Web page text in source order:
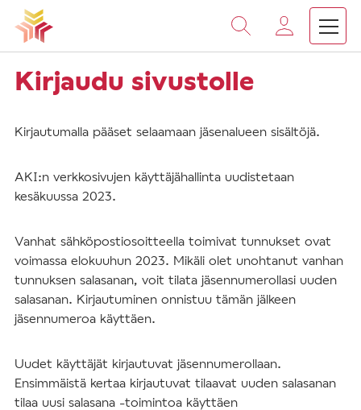
Vieritä
sisältöön
Kirjaudu sivustolle
Kirjautumalla pääset selaamaan jäsenalueen sisältöjä.
AKI:n verkkosivujen käyttäjähallinta uudistetaan
kesäkuussa 2023.
Vanhat sähköpostiosoitteella toimivat tunnukset ovat
voimassa elokuuhun 2023. Mikäli olet unohtanut vanhan
tunnuksen salasanan, voit tilata jäsennumerollasi uuden
salasanan. Kirjautuminen onnistuu tämän jälkeen
jäsennumeroa käyttäen.
Uudet käyttäjät kirjautuvat jäsennumerollaan.
Ensimmäistä kertaa kirjautuvat tilaavat uuden salasanan
tilaa uusi salasana -toimintoa käyttäen